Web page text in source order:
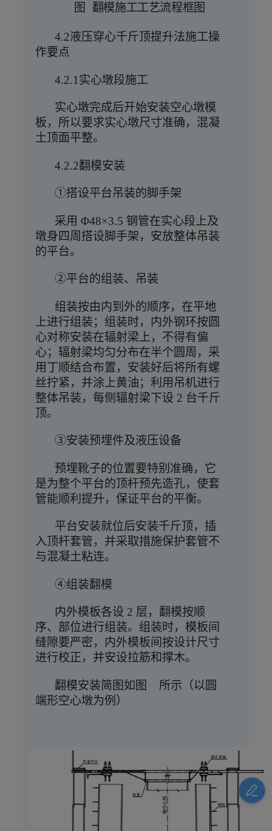
图 翻模施工工艺流程框图
4.2液压穿心千斤顶提升法施工操
作要点
4.2.1实心墩段施工
实心墩完成后开始安装空心墩模
板，所以要求实心墩尺寸准确，混凝
土顶面平整。
4.2.2翻模安装
①搭设平台吊装的脚手架
采用 Φ48×3.5 钢管在实心段上及
墩身四周搭设脚手架，安放整体吊装
的平台。
②平台的组装、吊装
组装按由内到外的顺序，在平地
上进行组装；组装时，内外钢环按圆
心对称安装在辐射梁上，不得有偏
心；辐射梁均匀分布在半个圆周，采
用丁顺结合布置，安装好后将所有螺
丝拧紧，并涂上黄油；利用吊机进行
整体吊装，每侧辐射梁下设 2 台千斤
顶。
③安装预埋件及液压设备
预埋靴子的位置要特别准确，它
是为整个平台的顶杆预先造孔，使套
管能顺利提升，保证平台的平衡。
平台安装就位后安装千斤顶，插
入顶杆套管，并采取措施保护套管不
与混凝土粘连。
④组装翻模
内外模板各设 2 层，翻模按顺
序、部位进行组装。组装时，模板间
缝隙要严密，内外模板间按设计尺寸
进行校正，并安设拉筋和撑木。
翻模安装简图如图
所示（以圆
端形空心墩为例）